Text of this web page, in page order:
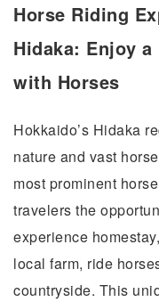
Horse Riding
Hidaka: Enjoy
with Horses
Hokkaido’s Hidaka
nature and vast
most prominent
travelers the
experience
local farm, ride
countryside. This